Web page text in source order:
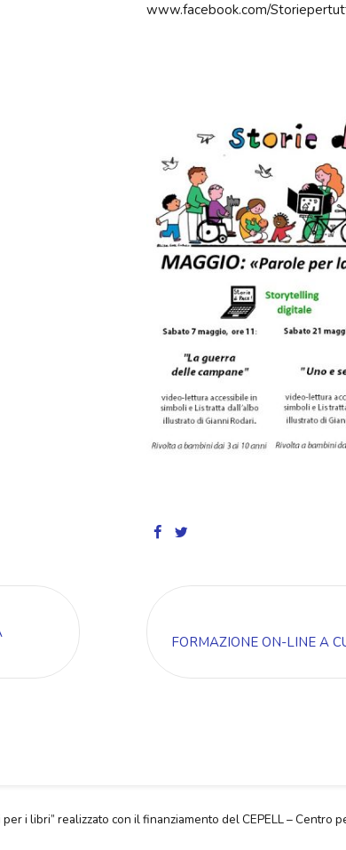
www.facebook.com/
FORMAZIONE ON-LINE A
i libri” realizzato con il finanziamento del CEPELL – Centro